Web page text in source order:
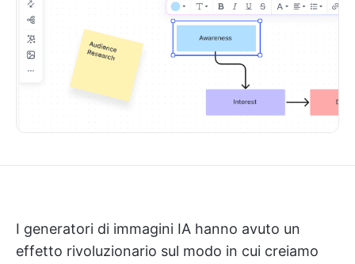
I generatori di immagini IA hanno avuto un
effetto rivoluzionario sul modo in cui creiamo